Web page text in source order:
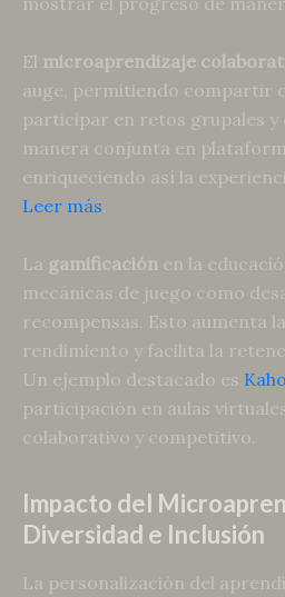
El microaprendizaje
auge, permitiendo compartir
participar en retos grupales
manera conjunta en
enriqueciendo así la
Leer más
La gamificación en la
mecánicas de juego como
recompensas. Esto aumenta
rendimiento y facilita la
Un ejemplo destacado es
participación en aulas
colaborativo y competitivo.
Impacto del
Diversidad e Inclusión
La personalización del